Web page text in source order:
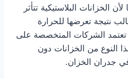
الخزانات البلاستيكية تتأثر
نتيجة تعرضها للحرارة
الشركات المتخصصة على
النوع من الخزانات دون
جدران الخزان.